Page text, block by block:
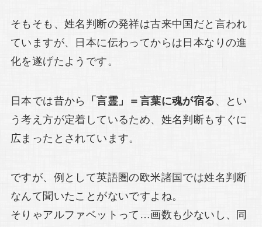
そもそも、姓名判断の発祥は古来中国だと言われ
ていますが、日本に伝わってからは日本なりの進
化を遂げたようです。
日本では昔から 「言霊」＝言葉に魂が宿る 、とい
う考え方が定着しているため、姓名判断もすぐに
広まったとされています。
ですが、例として英語圏の欧米諸国では姓名判断
なんて聞いたことがないですよね。
そりゃアルファベットって…画数も少ないし、同